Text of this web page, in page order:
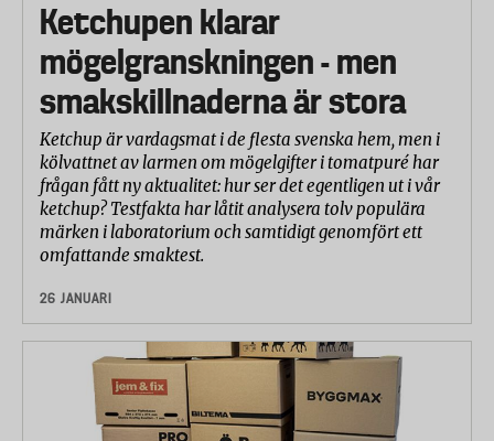
Ketchupen klarar
mögelgranskningen - men
smakskillnaderna är stora
Ketchup är vardagsmat i de flesta svenska hem, men i
kölvattnet av larmen om mögelgifter i tomatpuré har
frågan fått ny aktualitet: hur ser det egentligen ut i vår
ketchup? Testfakta har låtit analysera tolv populära
märken i laboratorium och samtidigt genomfört ett
omfattande smaktest.
26 JANUARI